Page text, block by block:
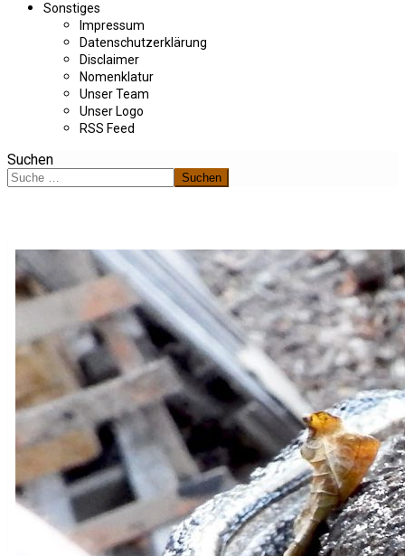
Sonstiges
Impressum
Datenschutzerklärung
Disclaimer
Nomenklatur
Unser Team
Unser Logo
RSS Feed
Suchen
Suchen